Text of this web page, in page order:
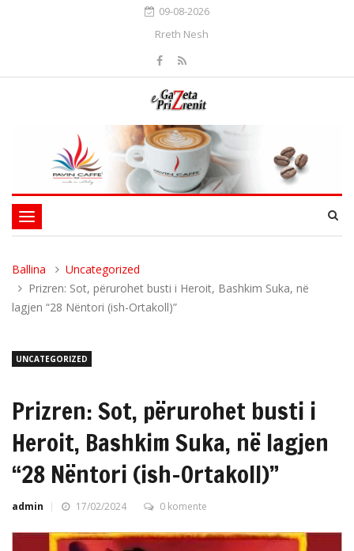
09-08-2026
Rreth Nesh
Toggle
navigation
Ballina
Uncategorized
Prizren: Sot, përurohet busti i Heroit, Bashkim Suka, në
lagjen “28 Nëntori (ish-Ortakoll)”
UNCATEGORIZED
Prizren: Sot, përurohet busti i
Heroit, Bashkim Suka, në lagjen
“28 Nëntori (ish-Ortakoll)”
admin 17/02/2024 0 komente